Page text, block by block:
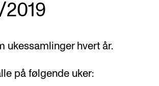
ukessamlinger hvert år.
på følgende uker: